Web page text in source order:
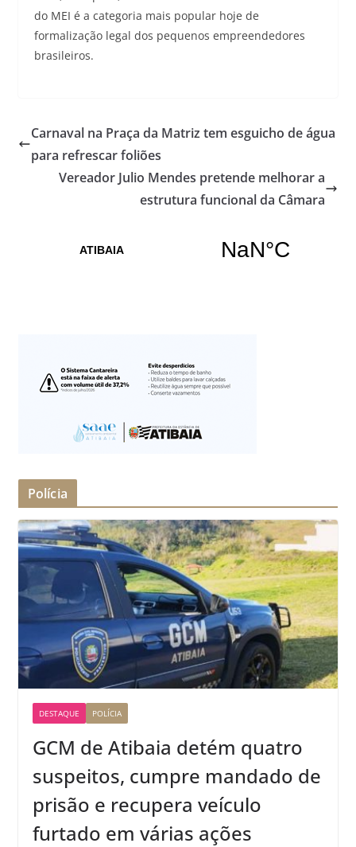
do MEI é a categoria mais popular hoje de
formalização legal dos pequenos empreendedores
brasileiros.
Carnaval na Praça da Matriz tem esguicho de água
para refrescar foliões
Vereador Julio Mendes pretende melhorar a
estrutura funcional da Câmara
Polícia
DESTAQUE POLÍCIA
GCM de Atibaia detém quatro
suspeitos, cumpre mandado de
prisão e recupera veículo
furtado em várias ações